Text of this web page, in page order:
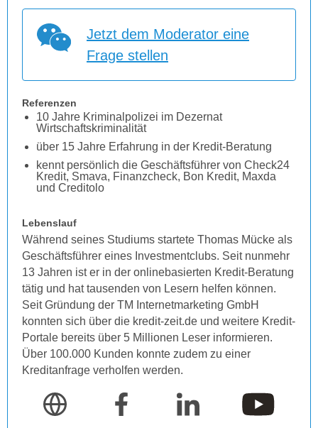
Jetzt dem Moderator eine
Frage stellen
Referenzen
10 Jahre Kriminalpolizei im Dezernat
Wirtschaftskriminalität
über 15 Jahre Erfahrung in der Kredit-Beratung
kennt persönlich die Geschäftsführer von Check24
Kredit, Smava, Finanzcheck, Bon Kredit, Maxda
und Creditolo
Lebenslauf
Während seines Studiums startete Thomas Mücke als
Geschäftsführer eines Investmentclubs. Seit nunmehr
13 Jahren ist er in der onlinebasierten Kredit-Beratung
tätig und hat tausenden von Lesern helfen können.
Seit Gründung der TM Internetmarketing GmbH
konnten sich über die kredit-zeit.de und weitere Kredit-
Portale bereits über 5 Millionen Leser informieren.
Über 100.000 Kunden konnte zudem zu einer
Kreditanfrage verholfen werden.